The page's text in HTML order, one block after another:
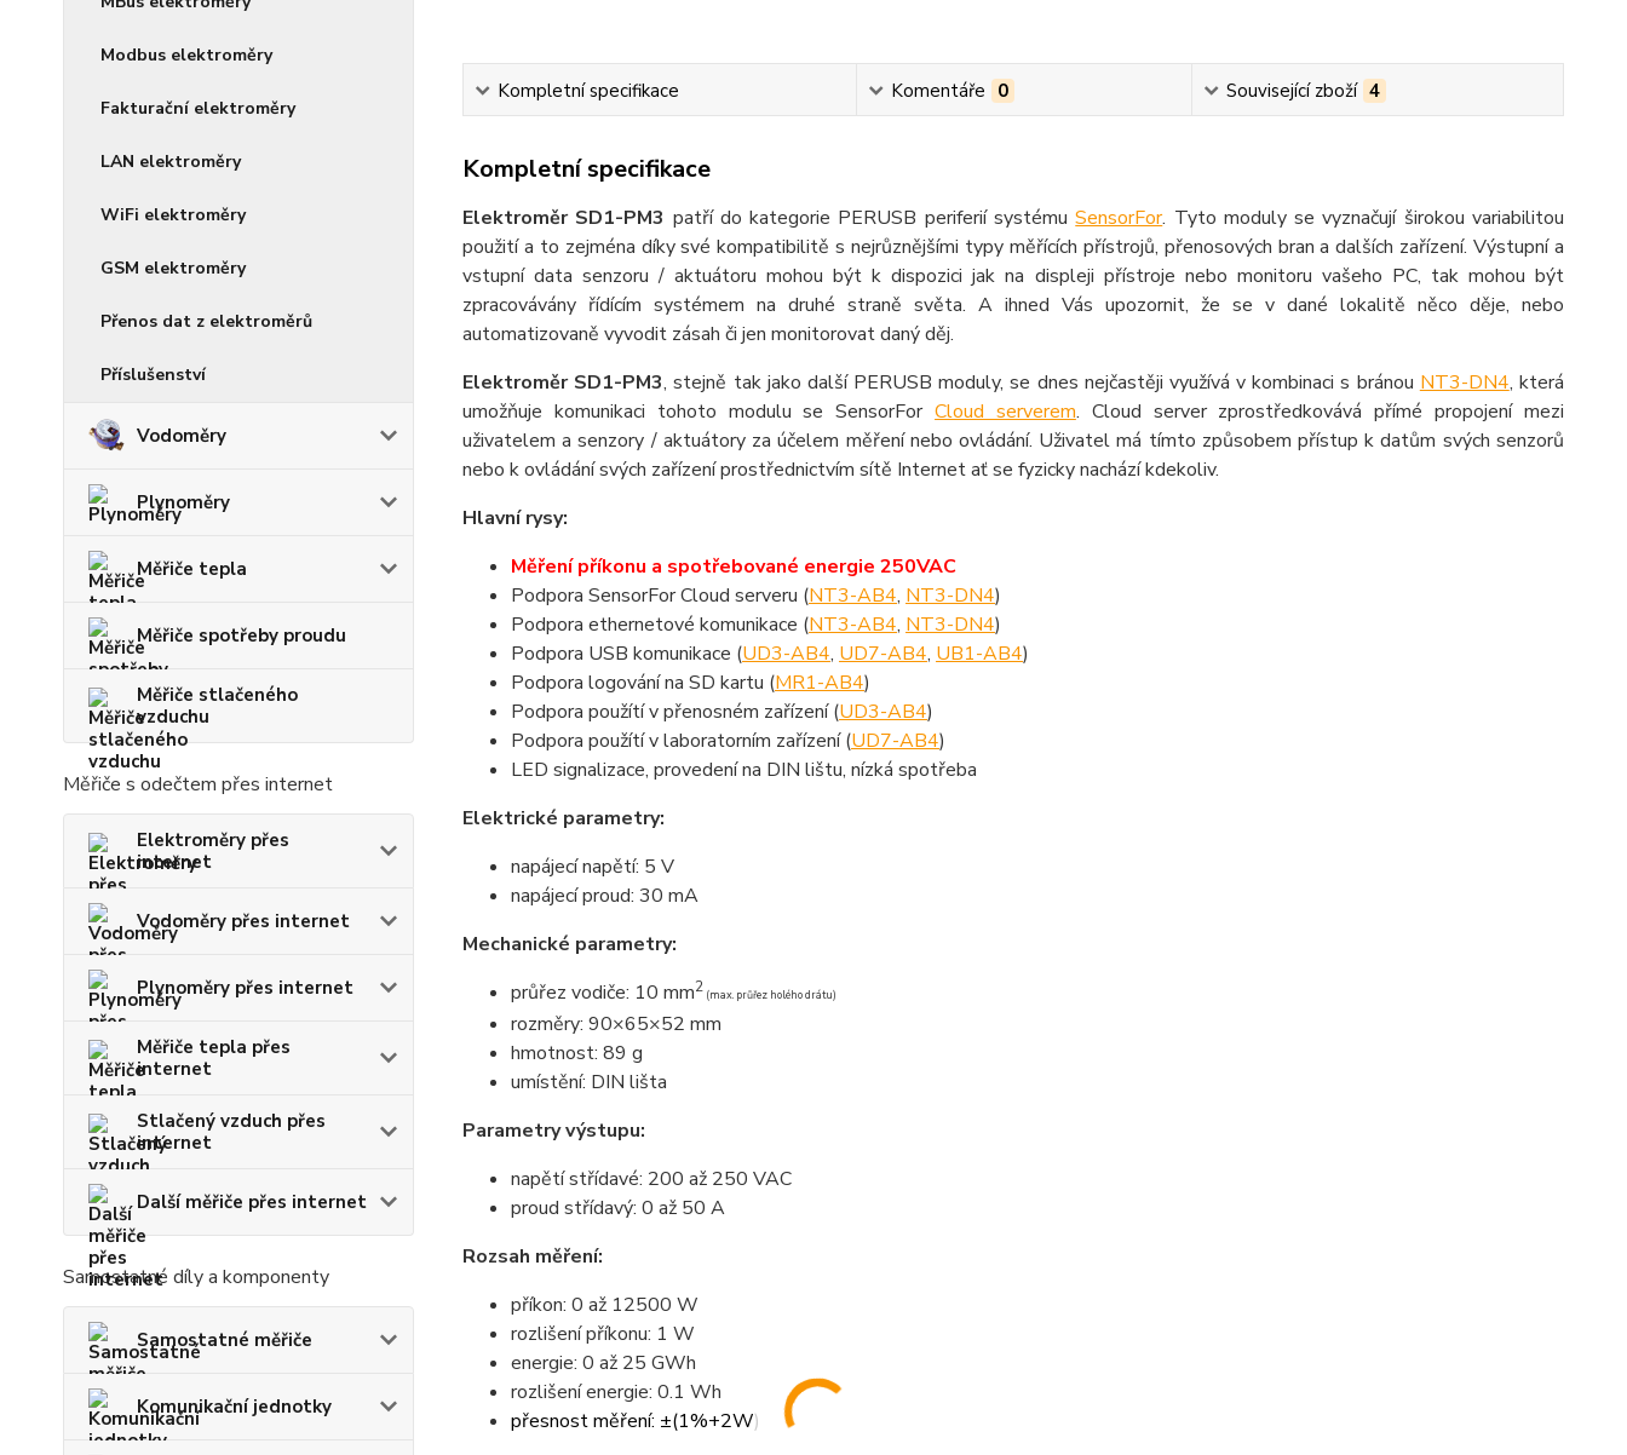
Modbus elektroměry
Fakturační elektroměry
LAN elektroměry
WiFi elektroměry
GSM elektroměry
Přenos dat z elektroměrů
Příslušenství
Vodoměry
Plynoměry
Měřiče tepla
Měřiče spotřeby proudu
Měřiče stlačeného
vzduchu
Měřiče s odečtem přes internet
Elektroměry přes
internet
Vodoměry přes internet
Plynoměry přes internet
Měřiče tepla přes
internet
Stlačený vzduch přes
internet
Další měřiče přes internet
Samostatné díly a komponenty
Samostatné měřiče
Komunikační jednotky
Kompletní specifikace Komentáře 0 Související zboží 4
Kompletní specifikace
Elektroměr SD1-PM3 patří do kategorie PERUSB periferií systémuSensorFor. Tyto moduly se vyznačují širokou variabilitou
použití a to zejména díky své kompatibilitě s nejrůznějšími typy měřících přístrojů, přenosových bran a dalších zařízení. Výstupní a
vstupní data senzoru / aktuátoru mohou být k dispozici jak na displeji přístroje nebo monitoru vašeho PC, tak mohou být
zpracovávány řídícím systémem na druhé straně světa. A ihned Vás upozornit, že se v dané lokalitě něco děje, nebo
automatizovaně vyvodit zásah či jen monitorovat daný děj.
Elektroměr SD1-PM3, stejně tak jako další PERUSB moduly, se dnes nejčastěji využívá v kombinaci s bránou NT3-DN4, která
umožňuje komunikaci tohoto modulu se SensorForCloud serverem. Cloud server zprostředkovává přímé propojení mezi
uživatelem a senzory / aktuátory za účelem měření nebo ovládání. Uživatel má tímto způsobem přístup k datům svých senzorů
nebo k ovládání svých zařízení prostřednictvím sítě Internet ať se fyzicky nachází kdekoliv.
Hlavní rysy:
Měření příkonu a spotřebované energie 250VAC
Podpora SensorFor Cloud serveru (NT3-AB4, NT3-DN4)
Podpora ethernetové komunikace (NT3-AB4, NT3-DN4)
Podpora USB komunikace (UD3-AB4, UD7-AB4, UB1-AB4)
Podpora logování na SD kartu (MR1-AB4)
Podpora použítí v přenosném zařízení (UD3-AB4)
Podpora použítí v laboratorním zařízení (UD7-AB4)
LED signalizace, provedení na DIN lištu, nízká spotřeba
Elektrické parametry:
napájecí napětí: 5 V
napájecí proud: 30 mA
Mechanické parametry:
průřez vodiče: 10 mm2(max. průřez holého drátu)
rozměry: 90×65×52 mm
hmotnost: 89 g
umístění: DIN lišta
Parametry výstupu:
napětí střídavé: 200 až 250 VAC
proud střídavý: 0 až 50 A
Rozsah měření:
příkon: 0 až 12500 W
rozlišení příkonu: 1 W
energie: 0 až 25 GWh
rozlišení energie: 0.1 Wh
přesnost měření: ±(1%+2W)